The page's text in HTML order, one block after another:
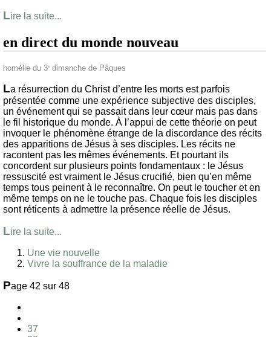
Lire la suite...
en direct du monde nouveau
homélie du 3e dimanche de Pâques
La résurrection du Christ d’entre les morts est parfois
présentée comme une expérience subjective des disciples,
un événement qui se passait dans leur cœur mais pas dans
le fil historique du monde. À l’appui de cette théorie on peut
invoquer le phénomène étrange de la discordance des récits
des apparitions de Jésus à ses disciples. Les récits ne
racontent pas les mêmes événements. Et pourtant ils
concordent sur plusieurs points fondamentaux : le Jésus
ressuscité est vraiment le Jésus crucifié, bien qu’en même
temps tous peinent à le reconnaître. On peut le toucher et en
même temps on ne le touche pas. Chaque fois les disciples
sont réticents à admettre la présence réelle de Jésus.
Lire la suite...
Une vie nouvelle
Vivre la souffrance de la maladie
Page 42 sur 48
37